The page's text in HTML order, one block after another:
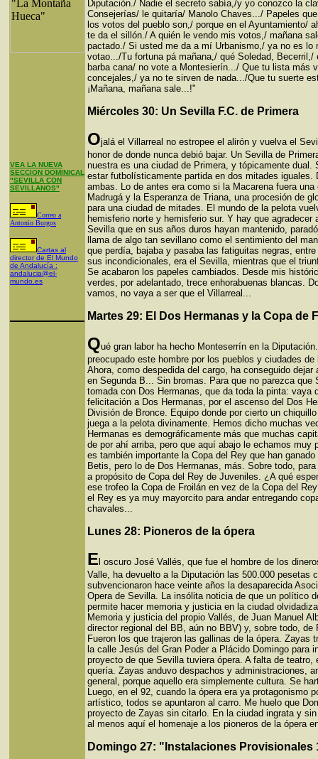
VEA LA NUEVA
SECCION DOMINICAL
"SEVILLA CON
SEVILLANOS"
Correo a
Antonio Burgos
Cartas al
director de El Mundo
de Andalucía :
andalucia@el-
mundo.es
Diputación./ Nadie el secreto sabía,/y yo conozco la
Consejerías/ le quitaría/ Manolo Chaves.../ Papeles
los votos del pueblo son,/ porque en el Ayuntamiento/
te da el sillón./ A quién le vendo mis votos,/ mañana
pactado./ Si usted me da a mí Urbanismo,/ ya no es lo
votao.../Tu fortuna pá mañana,/ qué Soledad, Becerril,/
barba cana/ no vote a Montesierín.../ Que tu lista más
concejales,/ ya no te sirven de nada.../Que tu suerte
¡Mañana, mañana sale...!"
Miércoles 30: Un Sevilla F.C. de Primera
Ojalá el Villarreal no estropee el alirón y vuelva el
honor de donde nunca debió bajar. Un Sevilla de
nuestra es una ciudad de Primera, y tópicamente dual.
estar futbolísticamente partida en dos mitades iguales.
ambas. Lo de antes era como si la Macarena fuera una
Madrugá y la Esperanza de Triana, una procesión de
para una ciudad de mitades. El mundo de la pelota
hemisferio norte y hemisferio sur. Y hay que agradecer
Sevilla que en sus años duros hayan mantenido,
llama de algo tan sevillano como el sentimiento del
que perdía, bajaba y pasaba las fatiguitas negras,
sus incondicionales, era el Sevilla, mientras que el
Se acabaron los papeles cambiados. Desde mis
verdes, por adelantado, trece enhorabuenas blancas.
vamos, no vaya a ser que el Villarreal...
Martes 29: El Dos Hermanas y la Copa de
Qué gran labor ha hecho Monteserrín en la
preocupado este hombre por los pueblos y ciudades de
Ahora, como despedida del cargo, ha conseguido dejar
en Segunda B... Sin bromas. Para que no parezca que
tomada con Dos Hermanas, que da toda la pinta: vaya
felicitación a Dos Hermanas, por el ascenso del Dos
División de Bronce. Equipo donde por cierto un
juega a la pelota divinamente. Hemos dicho muchas
Hermanas es demográficamente más que muchas
de por ahí arriba, pero que aquí abajo le echamos muy
es también importante la Copa del Rey que han
Betis, pero lo de Dos Hermanas, más. Sobre todo,
a propósito de Copa del Rey de Juveniles. ¿A qué
ese trofeo la Copa de Froilán en vez de la Copa del
el Rey es ya muy mayorcito para andar entregando
chavales...
Lunes 28: Pioneros de la ópera
E l oscuro José Vallés, que fue el hombre de los
Valle, ha devuelto a la Diputación las 500.000 pesetas
subvencionaron hace veinte años la desaparecida
Opera de Sevilla. La insólita noticia de que un político
permite hacer memoria y justicia en la ciudad
Memoria y justicia del propio Vallés, de Juan Manuel
director regional del BB, aún no BBV) y, sobre todo, de
Fueron los que trajeron las gallinas de la ópera. Zayas
la calle Jesús del Gran Poder a Plácido Domingo para
proyecto de que Sevilla tuviera ópera. A falta de teatro,
quería. Zayas anduvo despachos y administraciones,
general, porque aquello era simplemente cultura. Se
Luego, en el 92, cuando la ópera era ya protagonismo
artístico, todos se apuntaron al carro. Me huelo que
proyecto de Zayas sin citarlo. En la ciudad ingrata y
al menos aquí el homenaje a los pioneros de la ópera
Domingo 27: "Instalaciones Provisionales